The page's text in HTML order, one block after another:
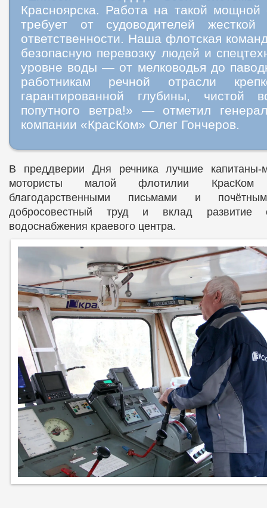
Красноярска. Работа на такой мощной
требует от судоводителей
ответственности. Наша флотская
безопасную перевозку людей и
уровне воды — от мелководья до
работникам речной отрасли
гарантированной глубины, чистой
попутного ветра!» — отметил
компании «КрасКом» Олег Гончеров.
В преддверии Дня речника лучшие капитаны-
мотористы малой флотилии
благодарственными письмами и
добросовестный труд и вклад развитие
водоснабжения краевого центра.